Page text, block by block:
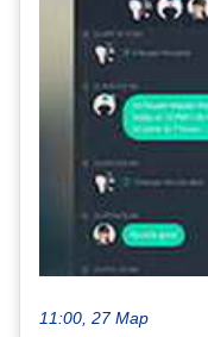
11:00, 27 Мар